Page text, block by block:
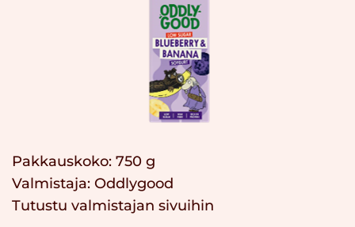
Pakkauskoko: 750 g
Valmistaja: Oddlygood
Tutustu valmistajan sivuihin